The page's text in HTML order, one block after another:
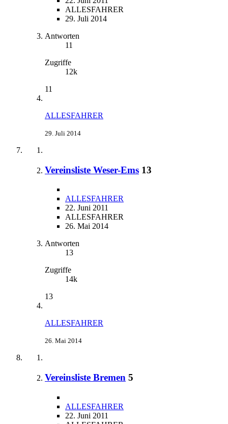
ALLESFAHRER
29. Juli 2014
Antworten
11
Zugriffe
12k
11
ALLESFAHRER
29. Juli 2014
Vereinsliste Weser-Ems 13
ALLESFAHRER
22. Juni 2011
ALLESFAHRER
26. Mai 2014
Antworten
13
Zugriffe
14k
13
ALLESFAHRER
26. Mai 2014
Vereinsliste Bremen 5
ALLESFAHRER
22. Juni 2011